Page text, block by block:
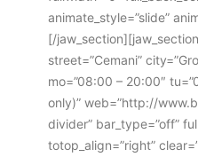
animate_style=”slide”
[/
street=”Cemani”
mo=”08:00 – 20:00″
only)” web=”http://
divider” bar_type=”off”
totop_align=”right”